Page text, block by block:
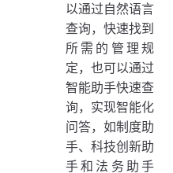
以通过自然语言
查询，快速找到
所需的管理规
定，也可以通过
智能助手快速查
询，实现智能化
问答，如制度助
手、科技创新助
手和法务助手